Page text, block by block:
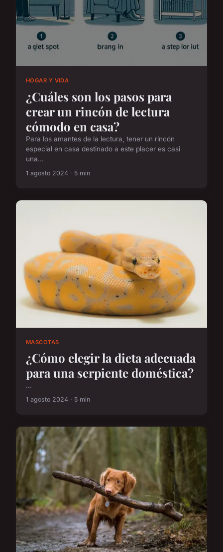
HOGAR Y VIDA
¿Cuáles son los pasos para
crear un rincón de lectura
cómodo en casa?
Para los amantes de la lectura, tener un rincón
especial en casa destinado a este placer es casi
una...
1 agosto 2024 · 5 min
MASCOTAS
¿Cómo elegir la dieta adecuada
para una serpiente doméstica?
...
1 agosto 2024 · 5 min